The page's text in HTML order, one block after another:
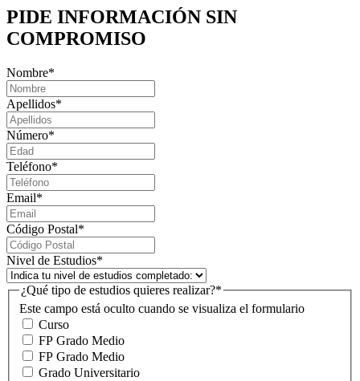
PIDE INFORMACIÓN SIN
COMPROMISO
Nombre*
Apellidos*
Número*
Teléfono*
Email*
Código Postal*
Nivel de Estudios*
Este campo está oculto cuando se visualiza el formulario
¿Qué tipo de estudios quieres realizar?*
Curso
FP Grado Medio
FP Grado Medio
Grado Universitario